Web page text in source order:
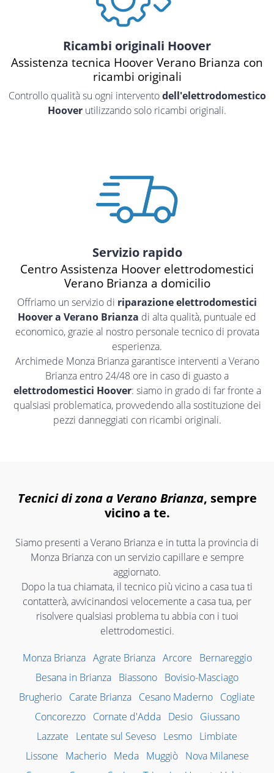
Ricambi originali Hoover
Assistenza tecnica Hoover Verano Brianza con
ricambi originali
Controllo qualità su ogni interventodell'elettrodomestico
Hoover utilizzando solo ricambi originali.
Servizio rapido
Centro Assistenza Hoover elettrodomestici
Verano Brianza a domicilio
Offriamo un servizio di riparazione elettrodomestici
Hoover a Verano Brianza di alta qualità, puntuale ed
economico, grazie al nostro personale tecnico di provata
esperienza.
Archimede Monza Brianza garantisce interventi a Verano
Brianza entro 24/48 ore in caso di guasto a
elettrodomestici Hoover: siamo in grado di far fronte a
qualsiasi problematica, provvedendo alla sostituzione dei
pezzi danneggiati con ricambi originali.
Tecnici di zona a Verano Brianza, sempre
vicino a te.
Siamo presenti a Verano Brianza e in tutta la provincia di
Monza Brianza con un servizio capillare e sempre
aggiornato.
Dopo la tua chiamata, il tecnico più vicino a casa tua ti
contatterà, avvicinandosi velocemente a casa tua, per
risolvere qualsiasi problema tu abbia con i tuoi
elettrodomestici.
Monza Brianza Agrate Brianza Arcore
Bernareggio
Besana in Brianza Biassono Bovisio-Masciago
Brugherio Carate Brianza Cesano Maderno Cogliate
Concorezzo
Cornate d'Adda Desio
Giussano
Lazzate
Lentate sul Seveso Lesmo Limbiate
Lissone
Macherio Meda Muggiò
Nova Milanese